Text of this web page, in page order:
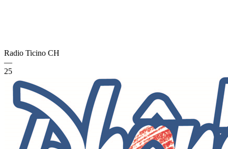
Radio Ticino CH
—
25